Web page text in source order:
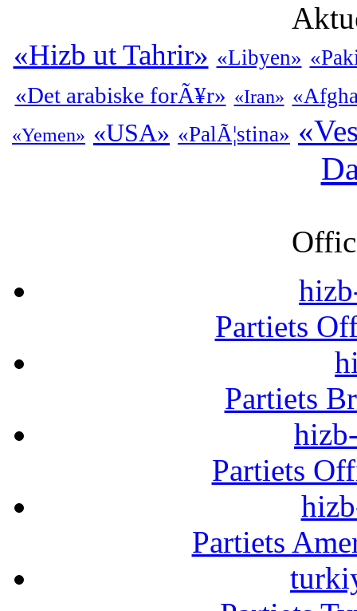
«Hizb ut Tahrir» «Libyen»
«Det arabiske forÃ¥r» «Iran»
«Yemen» «USA» «PalÃ¦stina»
Partiets
Partiets
Partiets
Partiets